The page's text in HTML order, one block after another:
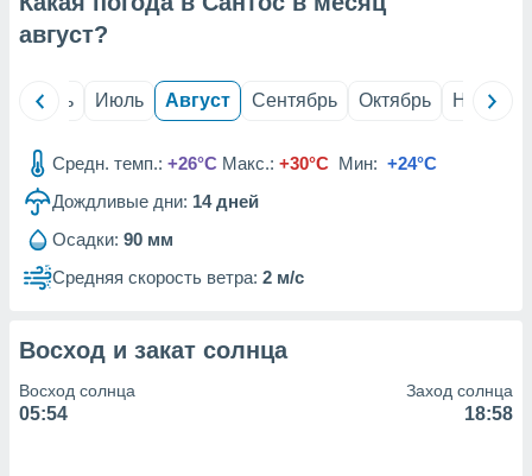
из
данных
август?
Июнь Июль Август Сентябрь Октябрь Ноябрь
Средн. темп.: +26°C Макс.: +30°C Мин: +24°C
Дождливые дни: 14дней
Осадки: 90 мм
Средняя скорость ветра: 2 м/с
Восход и закат солнца
Восход солнца
05:54
Заход солнца
18:58